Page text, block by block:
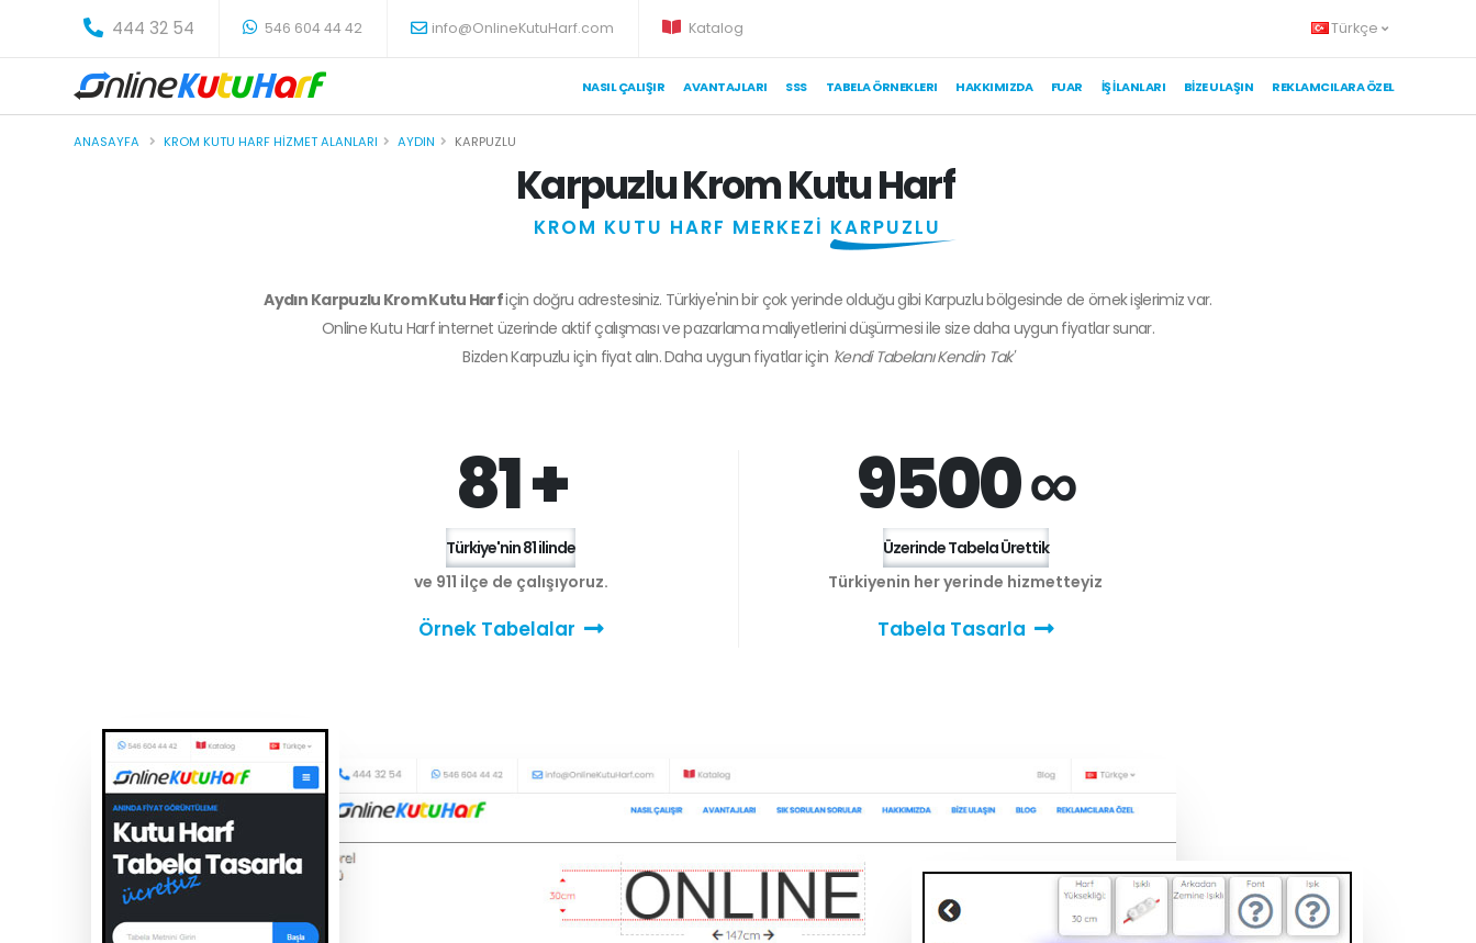
444 32 54 546 604 44 42 info@OnlineKutuHarf.com Katalog Türkçe
NASIL ÇALIŞIR AVANTAJLARI SSS TABELA ÖRNEKLERI HAKKIMIZDA FUAR İŞ İLANLARI BIZE ULAŞIN REKLAMCILARA ÖZEL
ANASAYFA KROM KUTU HARF HIZMET ALANLARI AYDIN KARPUZLU
Karpuzlu Krom Kutu Harf
KROM KUTU HARF MERKEZİ KARPUZLU
Aydın Karpuzlu Krom Kutu Harfiçin doğru adrestesiniz. Türkiye'nin bir çok yerinde olduğu gibi Karpuzlu bölgesinde de örnek işlerimiz var.
Online Kutu Harf internet üzerinde aktif çalışması ve pazarlama maliyetlerini düşürmesi ile size daha uygun fiyatlar sunar.
BizdenKarpuzlu için fiyat alın. Daha uygun fiyatlar için 'Kendi Tabelanı Kendin Tak'
81 +
Türkiye'nin 81 ilinde
ve 911 ilçe de çalışıyoruz.
Örnek Tabelalar
9500 ∞
Üzerinde Tabela Ürettik
Türkiyenin her yerinde hizmetteyiz
Tabela Tasarla